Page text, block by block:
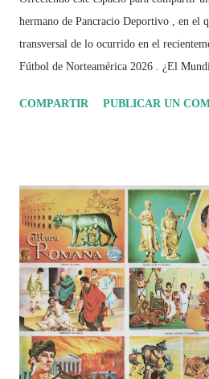
hermano de Pancracio Deportivo , en el
transversal de lo ocurrido en el
Fútbol de Norteamérica 2026 . ¿El
el recorrido de cada selección con
2026 ¿Un punto de quiebre?" Este
busca decir únicamente quién ganó o
este Mundial marcó un antes y un
deporte, la identidad nacional, la
el papel del fútbol como reflejo de
páginas de análisis, ilustraciones
COMPARTIR PUBLICAR UN